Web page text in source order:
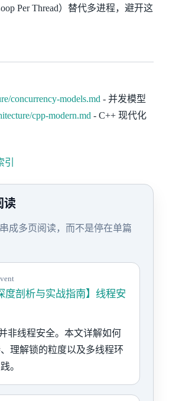
Per Thread）替代多进程，避开这
concurrency-models.md - 并发模型
cpp-modern.md - C++ 现代化
读
成多页阅读，而不是停在单篇
度剖析与实战指南】线程安
非线程安全。本文详解如何
理解锁的粒度以及多线程环
。